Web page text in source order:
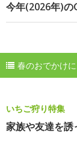
今年(2026年)の
春のおでかけ
いちご狩り特集
家族や友達を誘